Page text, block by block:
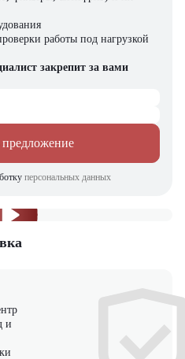
и экономической эффективности.
работу вашего бизнеса и
дилером и предлагаем новые
сопровождением. На нашем
спецтехники, вилочной и малой
и запчастей.
работы под нагрузкой
закрепит за вами
предложение
персональных данных
и